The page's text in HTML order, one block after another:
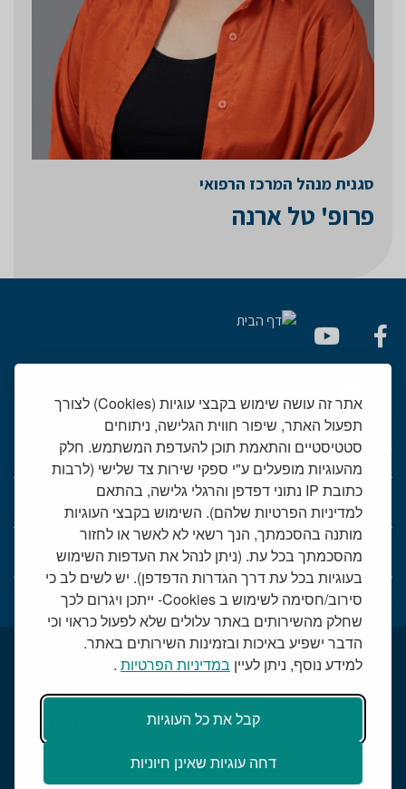
אתר זה עושה שימוש בקבצי עוגיות (Cookies) לצורך
תפעול האתר, שיפור חווית הגלישה, ניתוחים
סטטיסטיים והתאמת תוכן להעדפת המשתמש. חלק
מהעוגיות מופעלים ע"י ספקי שירות צד שלישי (לרבות
כתובת IP נתוני דפדפן והרגלי גלישה, בהתאם
למדיניות הפרטיות שלהם). השימוש בקבצי העוגיות
מותנה בהסכמתך, הנך רשאי לא לאשר או לחזור
מהסכמתך בכל עת. (ניתן לנהל את העדפות השימוש
בעוגיות בכל עת דרך הגדרות הדפדפן). יש לשים לב כי
סירוב/חסימה לשימוש ב Cookies- ייתכן ויגרום לכך
שחלק מהשירותים באתר עלולים שלא לפעול כראוי וכי
הדבר ישפיע באיכות ובזמינות השירותים באתר.
למידע נוסף, ניתן לעיין במדיניות הפרטיות .
קבל את כל העוגיות
דחה עוגיות שאינן חיוניות
סגנית מנהל המרכז הרפואי
פרופ' טל ארנה
יחידות רפואיות
אודות המרכז הרפואי שמיר
שמיר אישי - פורטל מטופלים
טלמדיסין - שירות וידאו למרפאות חוץ
תנאי שימוש באתר דרושים בשמיר
דרכי הגעה למרכז הרפואי
מפת התמצאות
תקנון קמפיין יולדות